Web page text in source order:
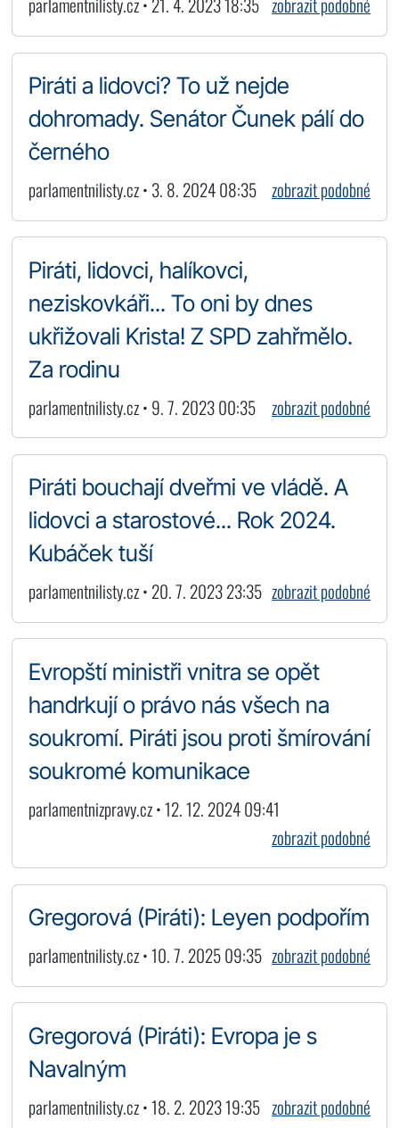
parlamentnilisty.cz • 21. 4. 2023 18:35 zobrazit podobné
Piráti a lidovci? To už nejde
dohromady. Senátor Čunek pálí do
černého
parlamentnilisty.cz • 3. 8. 2024 08:35 zobrazit podobné
Piráti, lidovci, halíkovci,
neziskovkáři... To oni by dnes
ukřižovali Krista! Z SPD zahřmělo.
Za rodinu
parlamentnilisty.cz • 9. 7. 2023 00:35 zobrazit podobné
Piráti bouchají dveřmi ve vládě. A
lidovci a starostové... Rok 2024.
Kubáček tuší
parlamentnilisty.cz • 20. 7. 2023 23:35 zobrazit podobné
Evropští ministři vnitra se opět
handrkují o právo nás všech na
soukromí. Piráti jsou proti šmírování
soukromé komunikace
parlamentnizpravy.cz • 12. 12. 2024 09:41
zobrazit podobné
Gregorová (Piráti): Leyen podpořím
parlamentnilisty.cz • 10. 7. 2025 09:35 zobrazit podobné
Gregorová (Piráti): Evropa je s
Navalným
parlamentnilisty.cz • 18. 2. 2023 19:35 zobrazit podobné